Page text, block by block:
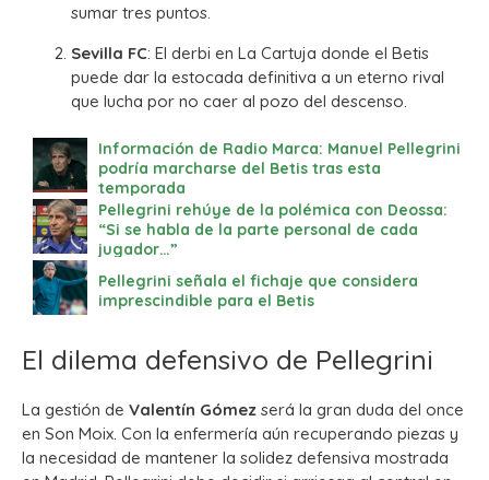
sumar tres puntos.
Sevilla FC: El derbi en La Cartuja donde el Betis
puede dar la estocada definitiva a un eterno rival
que lucha por no caer al pozo del descenso.
Información de Radio Marca: Manuel Pellegrini
podría marcharse del Betis tras esta
temporada
Pellegrini rehúye de la polémica con Deossa:
“Si se habla de la parte personal de cada
jugador…”
Pellegrini señala el fichaje que considera
imprescindible para el Betis
El dilema defensivo de Pellegrini
La gestión de Valentín Gómez será la gran duda del once
en Son Moix. Con la enfermería aún recuperando piezas y
la necesidad de mantener la solidez defensiva mostrada